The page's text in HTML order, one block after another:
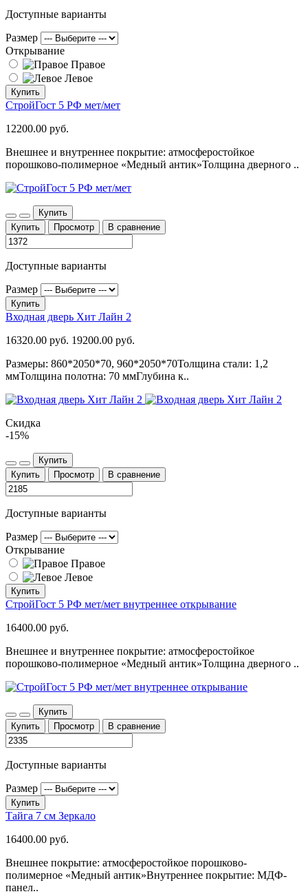
Доступные варианты
Размер
Открывание
Правое
Левое
Купить
СтройГост 5 РФ мет/мет
12200.00 руб.
Внешнее и внутреннее покрытие: атмосферостойкое
порошково-полимерное «Медный антик»Толщина дверного ..
Купить
Купить
Просмотр В сравнение
Доступные варианты
Размер
Купить
Входная дверь Хит Лайн 2
16320.00 руб. 19200.00 руб.
Размеры: 860*2050*70, 960*2050*70Толщина стали: 1,2
ммТолщина полотна: 70 ммГлубина к..
Скидка
-15%
Купить
Купить
Просмотр В сравнение
Доступные варианты
Размер
Открывание
Правое
Левое
Купить
СтройГост 5 РФ мет/мет внутреннее открывание
16400.00 руб.
Внешнее и внутреннее покрытие: атмосферостойкое
порошково-полимерное «Медный антик»Толщина дверного ..
Купить
Купить
Просмотр В сравнение
Доступные варианты
Размер
Купить
Тайга 7 см Зеркало
16400.00 руб.
Внешнее покрытие: атмосферостойкое порошково-
полимерное «Медный антик»Внутреннее покрытие: МДФ-
панел..